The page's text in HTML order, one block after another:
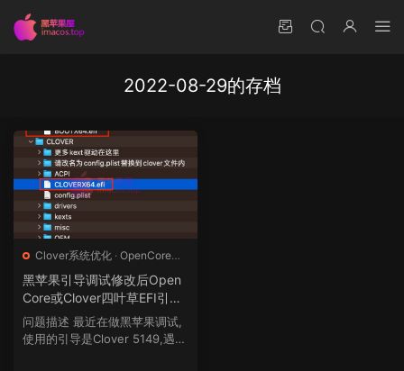
2022-08-29的存档
Clover系统优化 · OpenCore系
统优化
黑苹果引导调试修改后Open
Core或Clover四叶草EFI引导
不识别的处理方式解决方法
问题描述 最近在做黑苹果调试,
使用的引导是Clover 5149,遇到